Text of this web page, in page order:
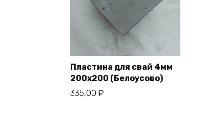
Пластина для свай 4мм
200х200 (Белоусово)
335,00 ₽